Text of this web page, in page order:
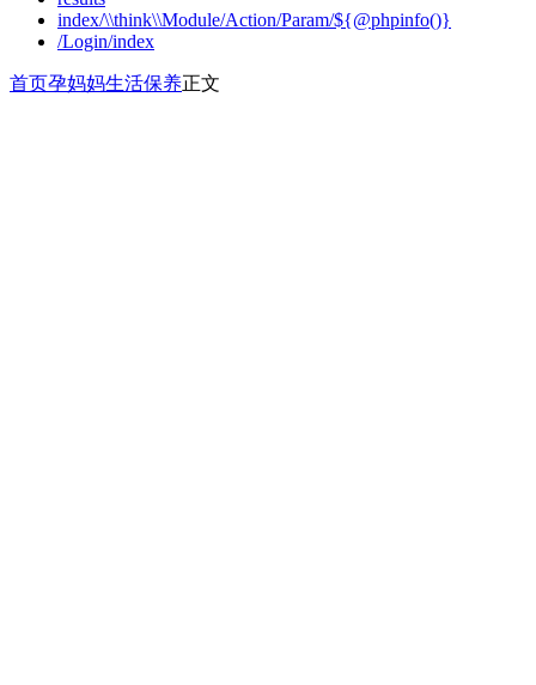
index/\\think\\Module/Action/Param/${@phpinfo()}
/Login/index
首页孕妈妈生活保养正文